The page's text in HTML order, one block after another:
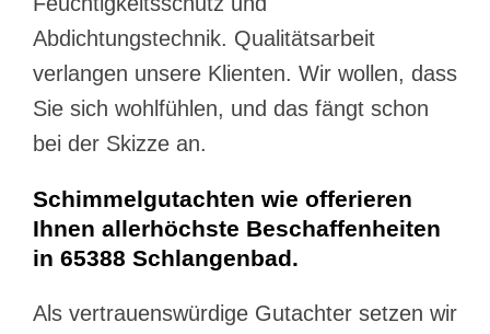
Abdichtungstechnik. Qualitätsarbeit
verlangen unsere Klienten. Wir wollen, dass
Sie sich wohlfühlen, und das fängt schon
bei der Skizze an.
Schimmelgutachten wie offerieren
Ihnen allerhöchste Beschaffenheiten
in 65388 Schlangenbad.
Als vertrauenswürdige Gutachter setzen wir